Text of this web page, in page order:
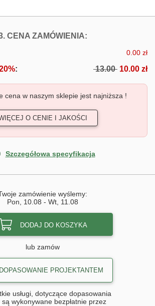
CENA ZAMÓWIENIA:FOTOTAPETY
0.00 zł
: 13.00 10.00 zł
cena w naszym sklepie jest najniższa !
O CENIE I JAKOŚCI
Szczegółowa specyfikacja
zamówienie wyślemy:
Pon, 10.08 - Wt, 11.08
DODAJ DO KOSZYKA
lub zamów
DOPASOWANIE PROJEKTANTEM
usługi, dotyczące dopasowania
wykonywane bezpłatnie przez